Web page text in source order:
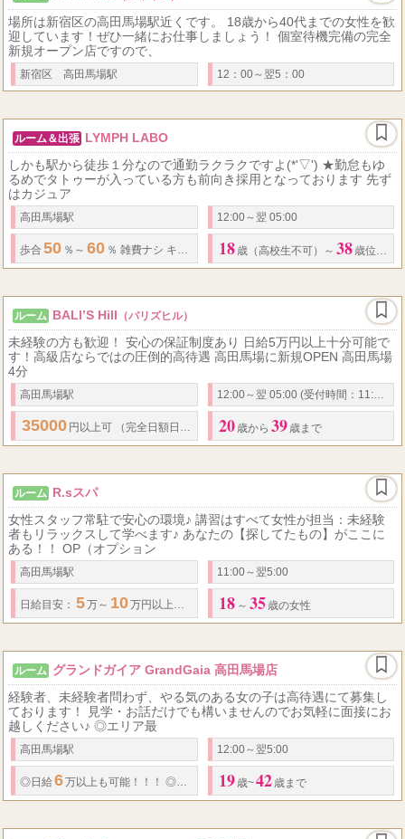
場所は新宿区の高田馬場駅近くです。 18歳から40代までの女性を歓
迎しています！ぜひ一緒にお仕事しましょう！ 個室待機完備の完全
新規オープン店ですので、
新宿区 高田馬場駅 12：00～翌5：00
ルーム＆出張 LYMPH LABO
しかも駅から徒歩１分なので通勤ラクラクですよ(*'▽') ★勤怠もゆ
るめでタトゥーが入っている方も前向き採用となっております 先ず
はカジュア
高田馬場駅 12:00～翌 05:00
歩合 50 ％～ 60 ％ 雑費ナシ キャンペーン等の割引き分はお店負担で手取り変わ 18 歳（高校生不可）～ 38 歳位まで（見た目年齢）
ルーム BALI’S Hill （バリズヒル）
未経験の方も歓迎！ 安心の保証制度あり 日給5万円以上十分可能で
す！高級店ならではの圧倒的高待遇 高田馬場に新規OPEN 高田馬場
4分
高田馬場駅 12:00～翌 05:00 (受付時間：11:30～翌3:00)
35000 円以上可 （完全日額日払い制） ※ 最低保証有り
20 歳から 39 歳まで
ルーム R.sスパ
女性スタッフ常駐で安心の環境♪ 講習はすべて女性が担当：未経験
者もリラックスして学べます♪ あなたの【探してたもの】がここに
ある！！ OP（オプション
高田馬場駅 11:00～翌5:00
日給 目安： 5万～ 10万円以上可能 バック率：50％～70
18 ～ 35 歳の女性
ルーム グランドガイア GrandGaia 高田馬場店
経験者、未経験者問わず、やる気のある女の子は高待遇にて募集し
ております！ 見学・お話だけでも構いませんのでお気軽に面接にお
越しください♪ ◎エリア最
高田馬場駅 12:00～翌5:00
◎日給 6万以上も可能！！！ ◎完全日払い・エリア最高水準最初から完全
19 歳~42 歳まで